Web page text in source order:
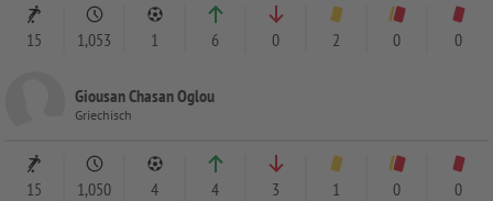
15 1,053 1 6 0 2 0 0
Giousan Chasan Oglou
Griechisch
15 1,050 4 4 3 1 0 0